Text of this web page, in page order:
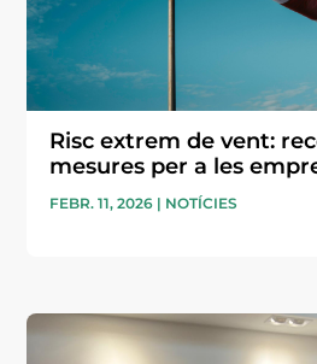
Risc extrem de vent:
mesures per a les
FEBR. 11, 2026 | NOTÍCIES